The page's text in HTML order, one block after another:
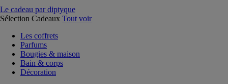
Le cadeau par diptyque
Sélection Cadeaux Tout voir
Les coffrets
Parfums
Bougies & maison
Bain & corps
Décoration